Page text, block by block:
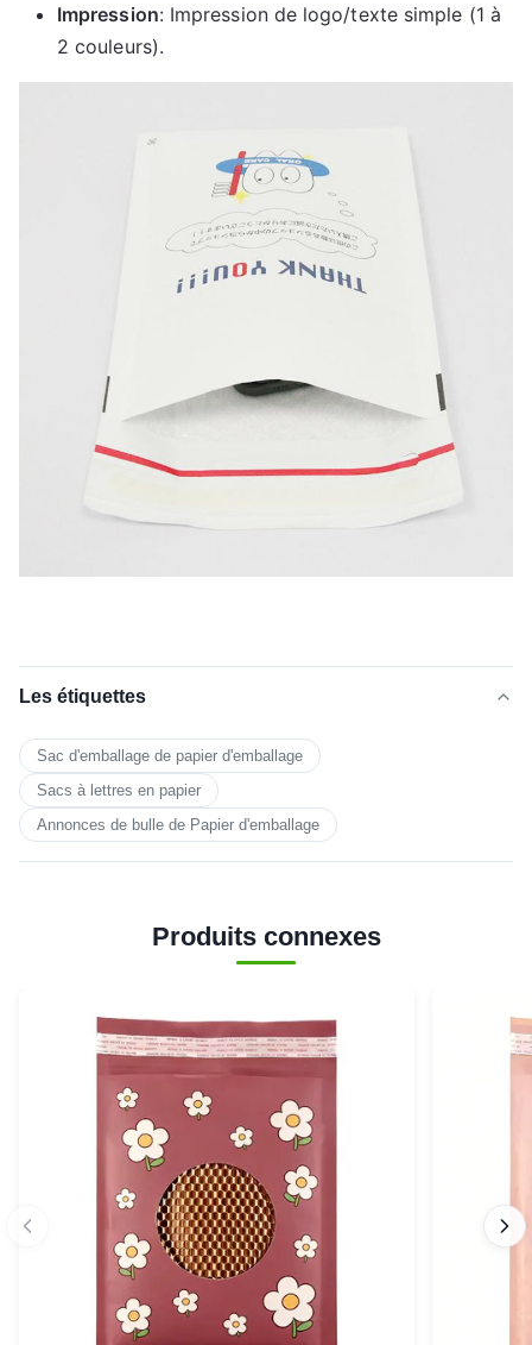
Impression: Impression de logo/texte simple (1 à
2 couleurs).
Les étiquettes
Sac d'emballage de papier d'emballage
Sacs à lettres en papier
Annonces de bulle de Papier d'emballage
Produits connexes